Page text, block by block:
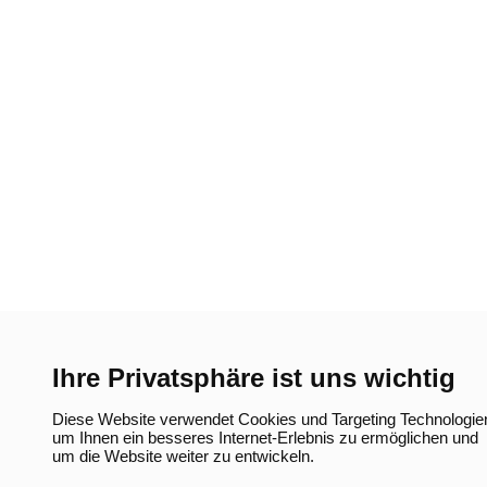
Ihre Privatsphäre ist uns wichtig
Diese Website verwendet Cookies und Targeting
um Ihnen ein besseres Internet-Erlebnis zu ermöglichen und
um die Website weiter zu entwickeln.